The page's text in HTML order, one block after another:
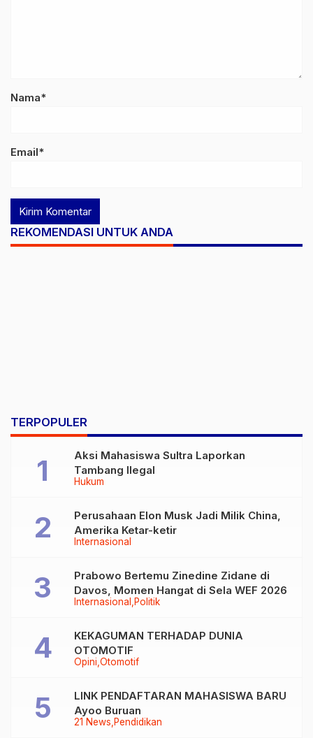
Nama*
Email*
REKOMENDASI UNTUK ANDA
TERPOPULER
Hukum
Aksi Mahasiswa Sultra Laporkan
Tambang Ilegal
Internasional
Perusahaan Elon Musk Jadi Milik China,
Amerika Ketar-ketir
Internasional Politik
Prabowo Bertemu Zinedine Zidane di
Davos, Momen Hangat di Sela WEF 2026
Opini Otomotif
KEKAGUMAN TERHADAP DUNIA
OTOMOTIF
21 News Pendidikan
LINK PENDAFTARAN MAHASISWA BARU
Ayoo Buruan